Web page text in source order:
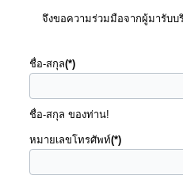
จัดการ
รู้
จึงขอความร่วมมือจากผู้มารับบ
ชื่อ-สกุล(*)
ชื่อ-สกุล ของท่าน!
หมายเลขโทรศัพท์(*)